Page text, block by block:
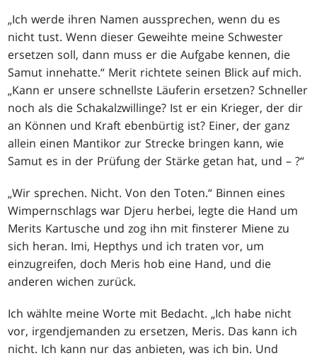
„Ich werde ihren Namen aussprechen, wenn du es
nicht tust. Wenn dieser Geweihte meine Schwester
ersetzen soll, dann muss er die Aufgabe kennen, die
Samut innehatte.“ Merit richtete seinen Blick auf mich.
„Kann er unsere schnellste Läuferin ersetzen? Schneller
noch als die Schakalzwillinge? Ist er ein Krieger, der dir
an Können und Kraft ebenbürtig ist? Einer, der ganz
allein einen Mantikor zur Strecke bringen kann, wie
Samut es in der Prüfung der Stärke getan hat, und – ?“
„Wir sprechen. Nicht. Von den Toten.“ Binnen eines
Wimpernschlags war Djeru herbei, legte die Hand um
Merits Kartusche und zog ihn mit finsterer Miene zu
sich heran. Imi, Hepthys und ich traten vor, um
einzugreifen, doch Meris hob eine Hand, und die
anderen wichen zurück.
Ich wählte meine Worte mit Bedacht. „Ich habe nicht
vor, irgendjemanden zu ersetzen, Meris. Das kann ich
nicht. Ich kann nur das anbieten, was ich bin. Und